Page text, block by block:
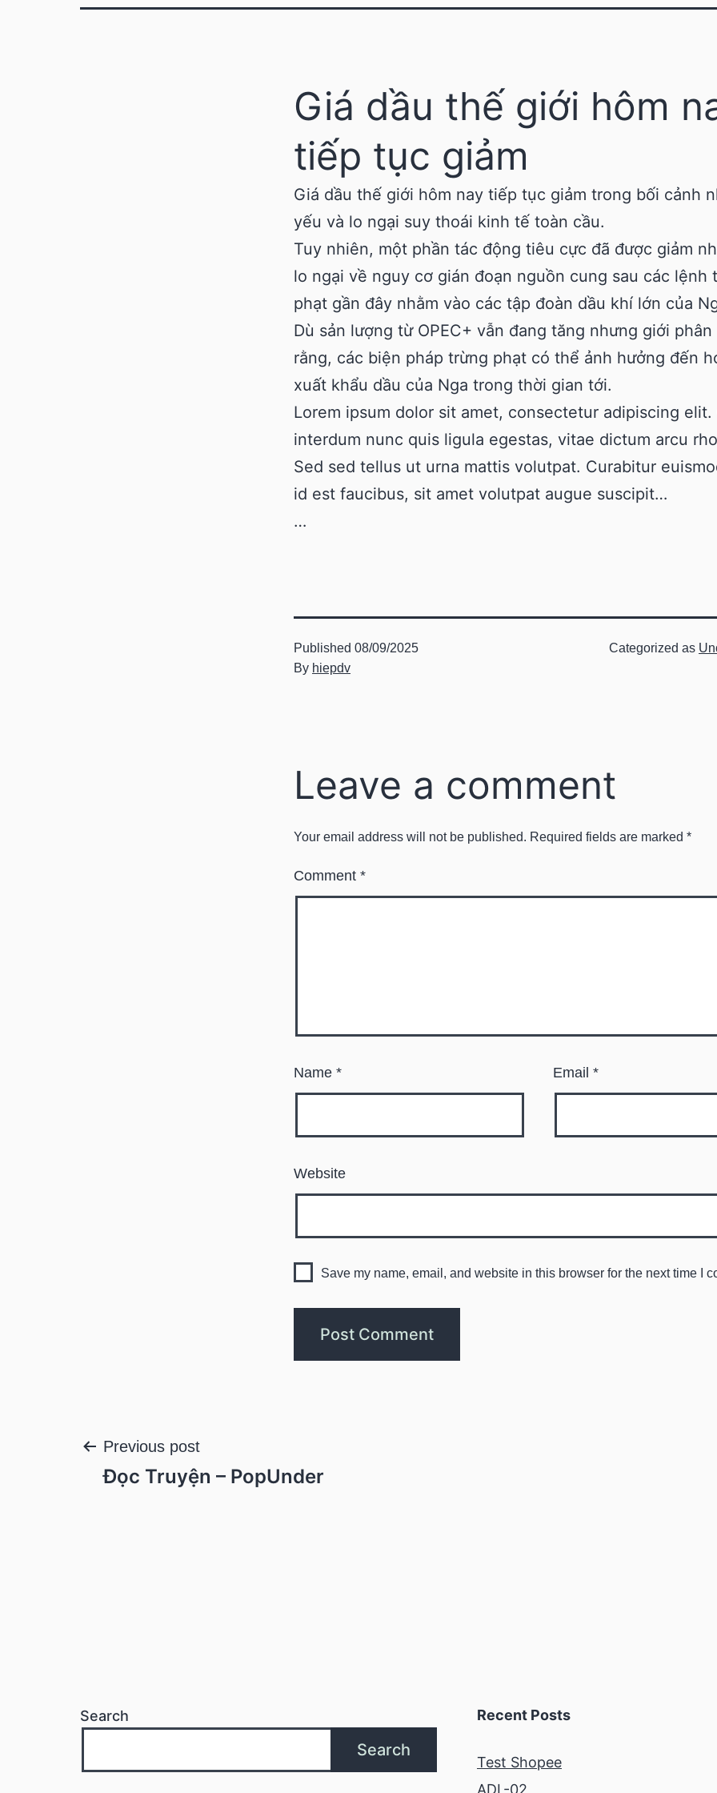
Giá dầu thế giới hôm
tiếp tục giảm
Giá dầu thế giới hôm nay tiếp tục giảm trong bối cảnh
yếu và lo ngại suy thoái kinh tế toàn cầu.
Tuy nhiên, một phần tác động tiêu cực đã được giảm
lo ngại về nguy cơ gián đoạn nguồn cung sau các lệnh
phạt gần đây nhằm vào các tập đoàn dầu khí lớn của
Dù sản lượng từ OPEC+ vẫn đang tăng nhưng giới
rằng, các biện pháp trừng phạt có thể ảnh hưởng đến
xuất khẩu dầu của Nga trong thời gian tới.
Lorem ipsum dolor sit amet, consectetur adipiscing elit.
interdum nunc quis ligula egestas, vitae dictum arcu
Sed sed tellus ut urna mattis volutpat. Curabitur
id est faucibus, sit amet volutpat augue suscipit…
…
Published 08/09/2025
By hiepdv
Categorized as
Leave a comment
Your email address will not be published. Required fields are marked *
Comment *
Name * Email *
Website
Save my name, email, and website in this browser for the next time I
Post
Previous post
Đọc Truyện – PopUnder
Search
Search
Recent Posts
Test Shopee